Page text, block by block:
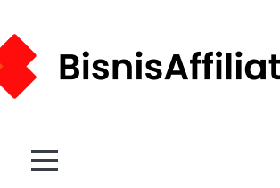
to
content